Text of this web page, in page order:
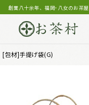
創業八十余年、福岡･八女のお茶屋
[包材]手提げ袋(G)